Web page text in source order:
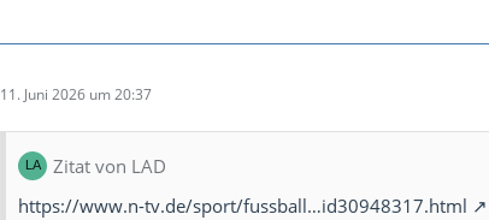
11. Juni 2026 um 20:37
Zitat von LAD
https://www.n-tv.de/sport/fussball…id30948317.html